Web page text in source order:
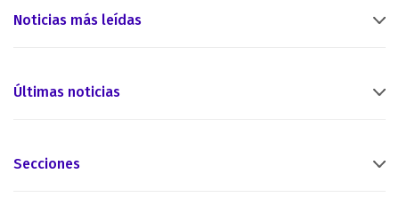
Noticias más leídas
Últimas noticias
Secciones